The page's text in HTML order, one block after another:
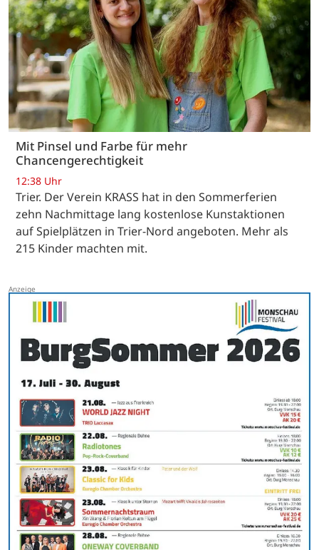
Mit Pinsel und Farbe für mehr
Chancengerechtigkeit
12:38 Uhr
Trier. Der Verein KRASS hat in den Sommerferien
zehn Nachmittage lang kostenlose Kunstaktionen
auf Spielplätzen in Trier-Nord angeboten. Mehr als
215 Kinder machten mit.